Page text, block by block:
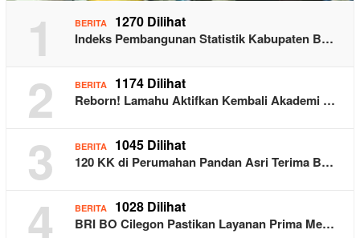
1 BERITA 1270 Dilihat
Indeks Pembangunan Statistik Kabupaten B…
2 BERITA 1174 Dilihat
Reborn! Lamahu Aktifkan Kembali Akademi …
3 BERITA 1045 Dilihat
120 KK di Perumahan Pandan Asri Terima B…
4 BERITA 1028 Dilihat
BRI BO Cilegon Pastikan Layanan Prima Me…